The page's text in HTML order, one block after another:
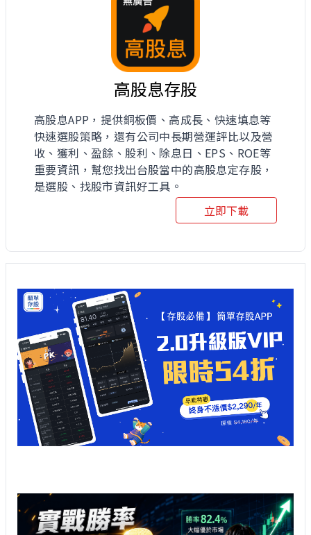
高股息存股
高股息APP，提供銅板價、高成長、快速填息等
快速選股策略，還有公司中長期營運評比以及營
收、獲利、盈餘、股利、除息日、EPS、ROE等
重要資訊，幫您找出台股當中的高股息定存股，
是選股、找股市資訊好工具。
立即下載